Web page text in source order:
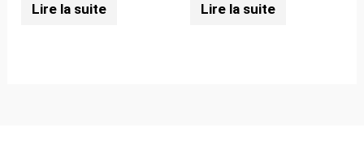
Lire la suite Lire la suite